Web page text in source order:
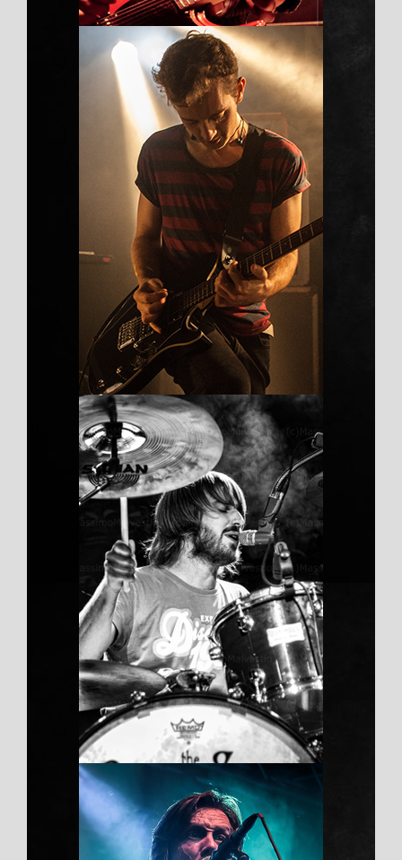
透明UV胶水
Duis aute irure dolor
（2）呼吸系统、蝶型装置和面罩、静
脉导管装置、氧合器、蓄水器、电子诊
断装置等医疗设备。
乐泰PCB板胶 透明
不发白
Duis aute irure dolor
科普层面，UV 胶水的分类与固化原理
直接决定选型逻辑。按功能细分，UV
电子胶侧重低析出、高透光，UV 防潮
防水胶强调密封性与耐候性，UV 快干
胶追求极速定位，补强 UV 胶突出结
构强度；按固化体系可分为自由基型
（丙烯酸酯类，占比 75%）与阳离子
型（环氧树脂类，占比 20%），前者
固化快但易受氧阻聚，后者具备暗固化
特性，适配阴影区粘接。核心原材料方
面，光引发剂占配方成本的 18-25%，
进口 TPO 类光引发剂依赖度仍达
41.7%，主要来自巴斯夫与 IGM
Resins；国产丙烯酸酯单体自给率
86.3%，但耐高温超 125℃的定制化
环氧丙烯酸酯仍由日韩企业主导。
UV光固体胶
Duis aute irure dolor
在 UV 胶中使用的齐聚体主要有环氧